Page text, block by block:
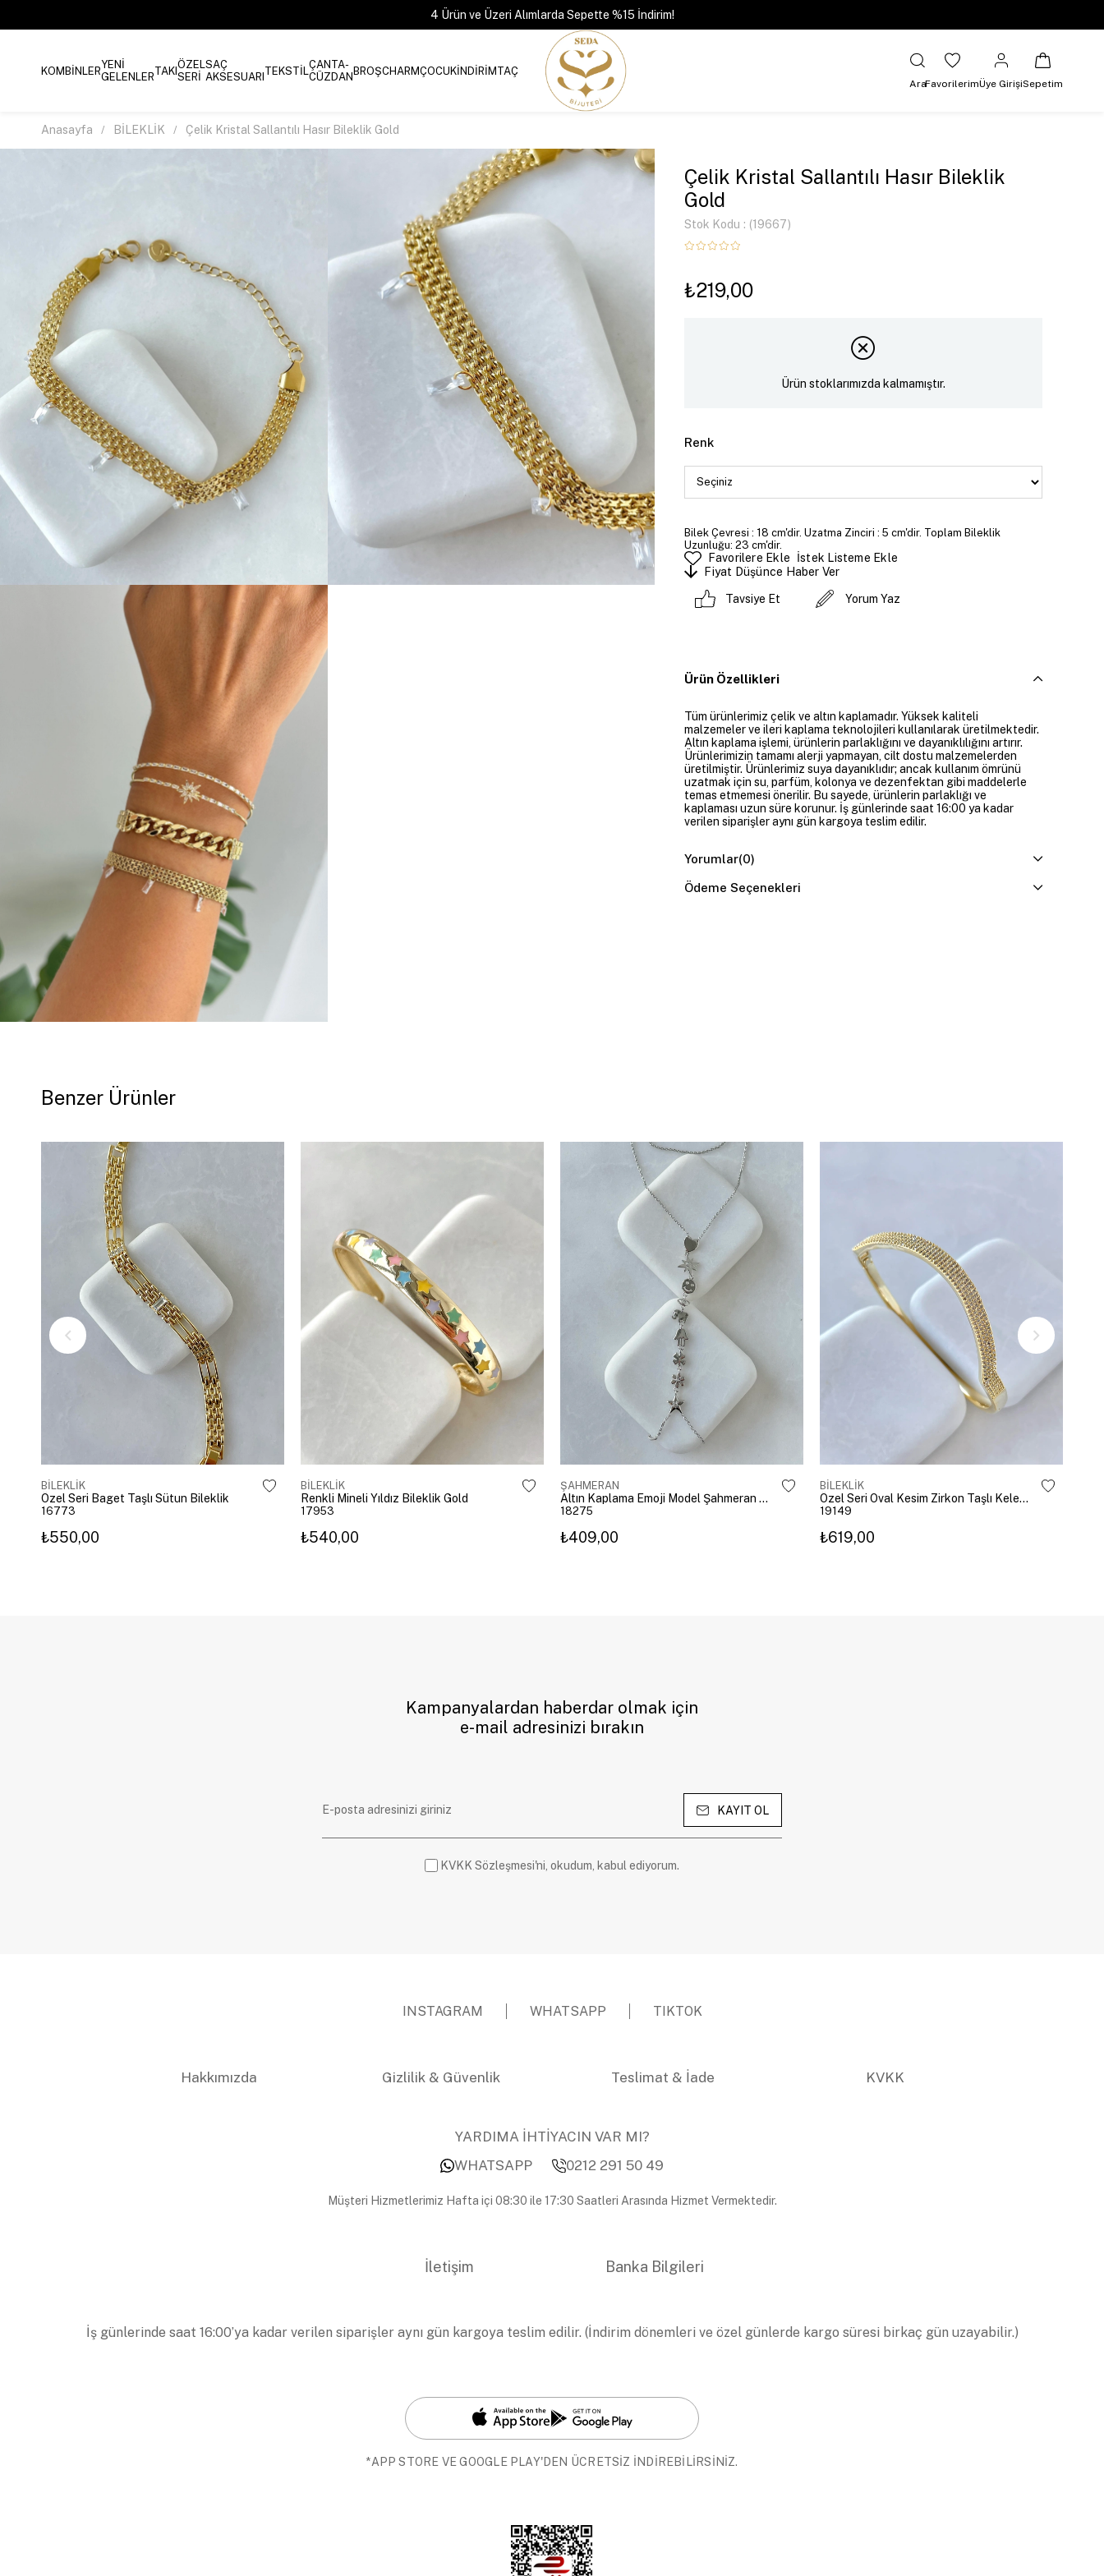
4 Ürün ve Üzeri Alımlarda Sepette %15 İndirim!
KOMBİNLERYENİ
GELENLERTAKIÖZEL
SERİ
SAÇ
AKSESUARI TEKSTİLÇANTA-
CÜZDANBROŞCHARMÇOCUKİNDİRİMTAÇ
AraFavorilerimÜye GirişiSepetim
Anasayfa BİLEKLİK Çelik Kristal Sallantılı Hasır Bileklik Gold
Çelik Kristal Sallantılı Hasır Bileklik
Gold
Stok Kodu (19667)
₺219,00
Ürün stoklarımızda kalmamıştır.
Renk
Bilek Çevresi : 18 cm'dir. Uzatma Zinciri : 5 cm'dir. Toplam Bileklik
Uzunluğu: 23 cm'dir.
Favorilere Ekle
İstek Listeme Ekle
Fiyat Düşünce Haber Ver
Tavsiye Et Yorum Yaz
Ürün Özellikleri
Tüm ürünlerimiz çelik ve altın kaplamadır. Yüksek kaliteli
malzemeler ve ileri kaplama teknolojileri kullanılarak üretilmektedir.
Altın kaplama işlemi, ürünlerin parlaklığını ve dayanıklılığını artırır.
Ürünlerimizin tamamı alerji yapmayan, cilt dostu malzemelerden
üretilmiştir. Ürünlerimiz suya dayanıklıdır; ancak kullanım ömrünü
uzatmak için su, parfüm, kolonya ve dezenfektan gibi maddelerle
temas etmemesi önerilir. Bu sayede, ürünlerin parlaklığı ve
kaplaması uzun süre korunur. İş günlerinde saat 16:00 ya kadar
verilen siparişler aynı gün kargoya teslim edilir.
Yorumlar(0)
Ödeme Seçenekleri
Benzer Ürünler
BİLEKLİK
Özel Seri Baget Taşlı Sütun Bileklik
16773
₺550,00
BİLEKLİK
Renkli Mineli Yıldız Bileklik Gold
17953
₺540,00
ŞAHMERAN
Altın Kaplama Emoji Model Şahmeran Gümüş
18275
₺409,00
BİLEKLİK
Özel Seri Oval Kesim Zirkon Taşlı Kelepçe Gold
19149
₺619,00
Kampanyalardan haberdar olmak için
e-mail adresinizi bırakın
KAYIT OL
KVKK Sözleşmesi'ni, okudum, kabul ediyorum.
INSTAGRAM WHATSAPP TIKTOK
Hakkımızda Gizlilik & Güvenlik Teslimat & İade KVKK
YARDIMA İHTİYACIN VAR MI?
WHATSAPP
0212 291 50 49
Müşteri Hizmetlerimiz Hafta içi 08:30 ile 17:30 Saatleri Arasında Hizmet Vermektedir.
İletişim Banka Bilgileri
İş günlerinde saat 16:00’ya kadar verilen siparişler aynı gün kargoya teslim edilir. (İndirim dönemleri ve özel günlerde kargo süresi birkaç gün uzayabilir.)
*APP STORE VE GOOGLE PLAY'DEN ÜCRETSİZ İNDİREBİLİRSİNİZ.